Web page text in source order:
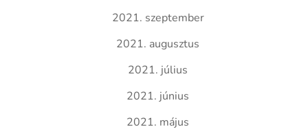
2021. szeptember
2021. augusztus
2021. július
2021. június
2021. május